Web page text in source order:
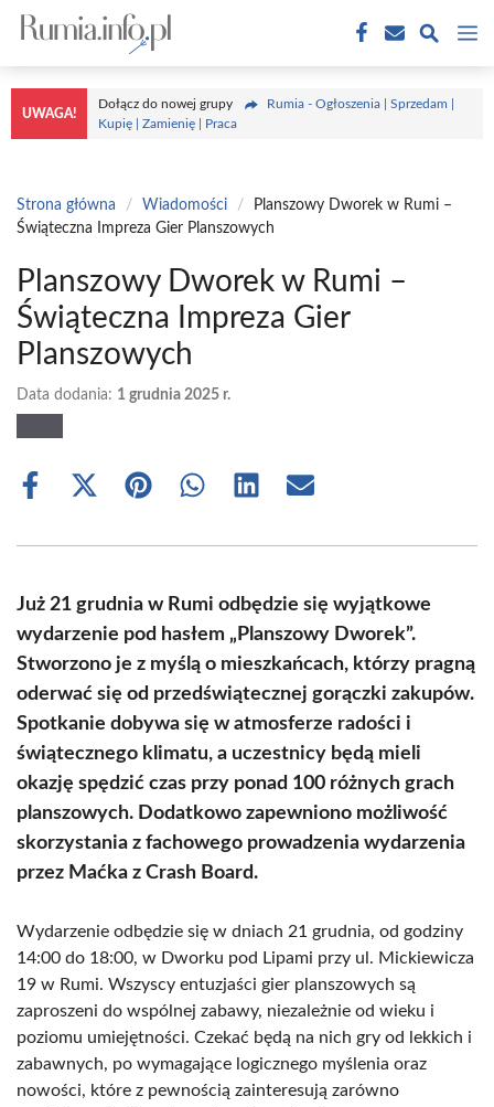
Przejdź
treści
UWAGA!
Dołącz do nowej grupy
Rumia - Ogłoszenia | Sprzedam |
Kupię | Zamienię | Praca
Strona główna / Wiadomości /
Planszowy Dworek w Rumi –
Świąteczna Impreza Gier Planszowych
Planszowy Dworek w Rumi –
Świąteczna Impreza Gier
Planszowych
Data dodania: 1 grudnia 2025 r.
Share
Share
(Twitter)
Share Share Share Share
Już 21 grudnia w Rumi odbędzie się wyjątkowe
wydarzenie pod hasłem „Planszowy Dworek”.
Stworzono je z myślą o mieszkańcach, którzy pragną
oderwać się od przedświątecznej gorączki zakupów.
Spotkanie dobywa się w atmosferze radości i
świątecznego klimatu, a uczestnicy będą mieli
okazję spędzić czas przy ponad 100 różnych grach
planszowych. Dodatkowo zapewniono możliwość
skorzystania z fachowego prowadzenia wydarzenia
przez Maćka z Crash Board.
Wydarzenie odbędzie się w dniach 21 grudnia, od godziny
14:00 do 18:00, w Dworku pod Lipami przy ul. Mickiewicza
19 w Rumi. Wszyscy entuzjaści gier planszowych są
zaproszeni do wspólnej zabawy, niezależnie od wieku i
poziomu umiejętności. Czekać będą na nich gry od lekkich i
zabawnych, po wymagające logicznego myślenia oraz
nowości, które z pewnością zainteresują zarówno